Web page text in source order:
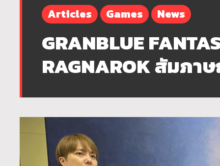
Articles Games News
GRANBLUE
RAGNAROK สัมภา